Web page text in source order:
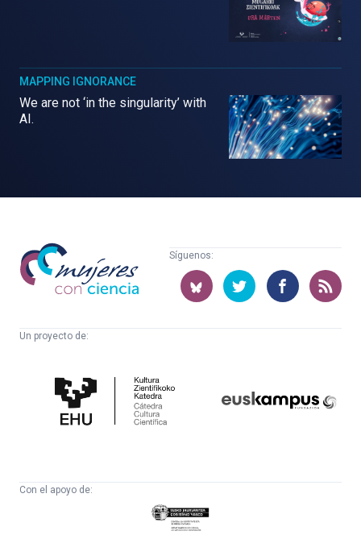
MAPPING IGNORANCE
We are not ‘in the singularity’ with
AI.
Mujeres
con
ciencia
Síguenos:
Un proyecto de:
Cultura
Científica
Con el apoyo de:
Eusko
Jaurlaritza